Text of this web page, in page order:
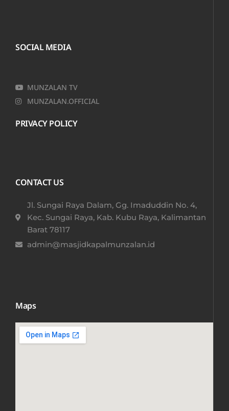
SOCIAL MEDIA
MUNZALAN TV
MUNZALAN.OFFICIAL
PRIVACY POLICY
CONTACT US
Jl. Sungai Raya Dalam, Gg. Imaduddin No. 4,
Kec. Sungai Raya, Kab. Kubu Raya, Kalimantan
Barat 78117​
admin@masjidkapalmunzalan.id
Maps